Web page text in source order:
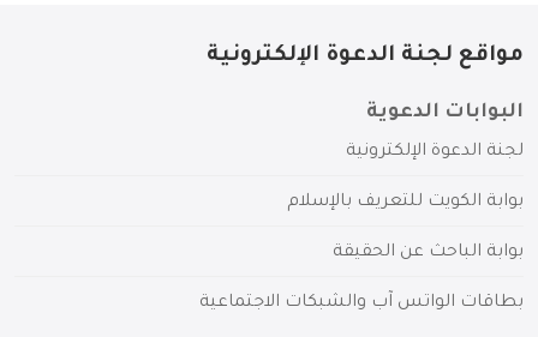
مواقع لجنة الدعوة الإلكترونية
البوابات الدعوية
لجنة الدعوة الإلكترونية
بوابة الكويت للتعريف بالإسلام
بوابة الباحث عن الحقيقة
بطاقات الواتس آب والشبكات الاجتماعية